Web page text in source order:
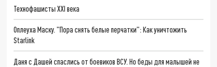
Технофашисты XXI века
Оплеуха Маску. "Пора снять белые перчатки": Как уничтожить
Starlink
Даня с Дашей спаслись от боевиков ВСУ. Но беды для малышей не